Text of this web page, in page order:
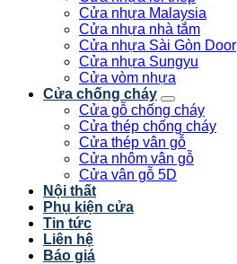
Cửa nhựa Malaysia
Cửa nhựa nhà tắm
Cửa nhựa Sài Gòn Door
Cửa nhựa Sungyu
Cửa vòm nhựa
Cửa chống cháy
Cửa gỗ chống cháy
Cửa thép chống cháy
Cửa thép vân gỗ
Cửa nhôm vân gỗ
Cửa vân gỗ 5D
Nội thất
Phụ kiện cửa
Tin tức
Liên hệ
Báo giá